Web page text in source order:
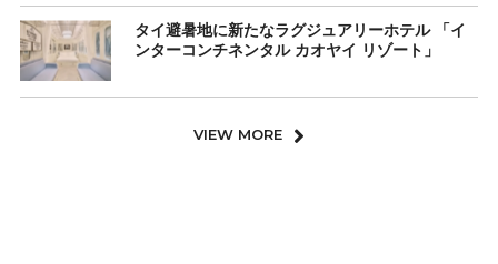
タイ避暑地に新たなラグジュアリーホテル 「イ
ンターコンチネンタル カオヤイ リゾート」
VIEW MORE